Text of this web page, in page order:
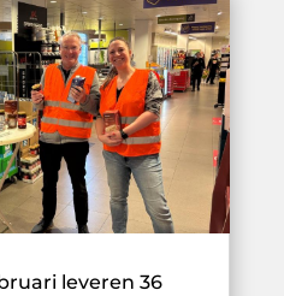
leveren 36